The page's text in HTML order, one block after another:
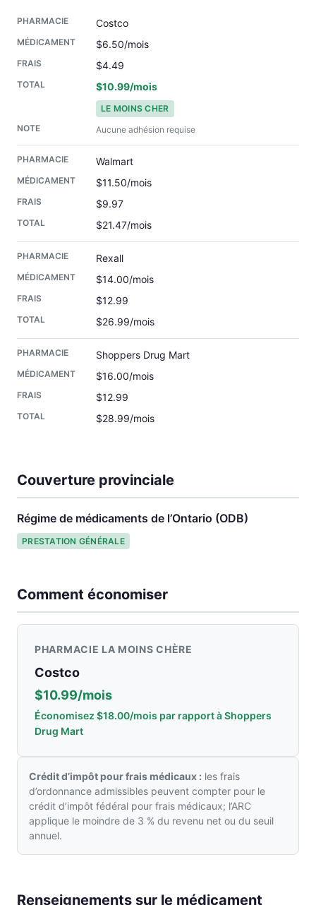
Costco
$6.50/mois
$4.49
$10.99/mois
LE MOINS CHER
Aucune adhésion requise
Walmart
$11.50/mois
$9.97
$21.47/mois
Rexall
$14.00/mois
$12.99
$26.99/mois
Shoppers Drug Mart
$16.00/mois
$12.99
$28.99/mois
Couverture provinciale
Régime de médicaments de l’Ontario (ODB)
PRESTATION GÉNÉRALE
Comment économiser
PHARMACIE LA MOINS CHÈRE
Costco
$10.99/mois
Économisez $18.00/mois par rapport à Shoppers
Drug Mart
Crédit d’impôt pour frais médicaux : les frais
d’ordonnance admissibles peuvent compter pour le
crédit d’impôt fédéral pour frais médicaux; l’ARC
applique le moindre de 3 % du revenu net ou du seuil
annuel.
Renseignements sur le médicament